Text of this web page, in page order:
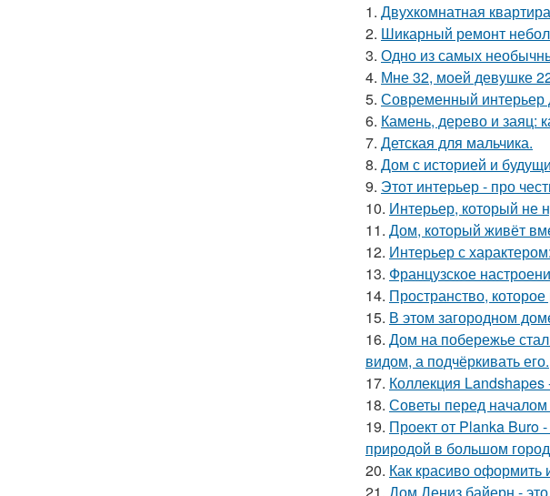
1. Двухкомнатная
2. Шикарный ремонт
3. Одно из самых
4. Мне 32, моей девушке
5. Современный интерьер
6. Камень, дерево и заяц:
7. Детская для мальчика.
8. Дом с историей и
9. Этот интерьер - про
10. Интерьер, который не
11. Дом, который живёт
12. Интерьер с
13. Французское
14. Пространство,
15. В этом загородном
16. Дом на побережье
видом, а подчёркивать его.
17. Коллекция
18. Советы перед
19. Проект от Planka Buro
природой в большом
20. Как красиво оформить